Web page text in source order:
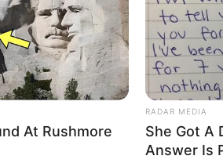
ALERTA BOGOTÁ EN
MUJERES ASESINADAS
At Rushmore
RADAR MEDIA
She Got A
Answer Is